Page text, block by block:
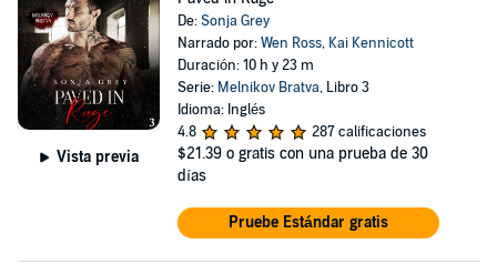
Vista previa
De:Sonja Grey
Narrado por:Wen Ross, Kai Kennicott
Duración: 10 h y 23 m
Serie: Melnikov Bratva, Libro 3
Idioma: Inglés
4.8
287 calificaciones
$21.39 o gratis con una prueba de 30
días
Pruebe Estándar gratis